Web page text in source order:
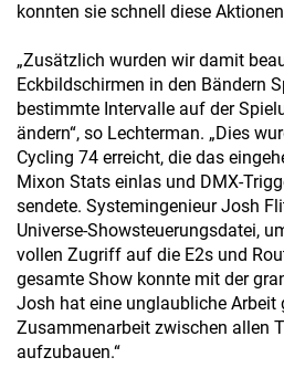
konnten sie schnell diese
„Zusätzlich wurden wir damit
Eckbildschirmen in den Bändern
bestimmte Intervalle auf der
ändern“, so Lechterman. „Dies
Cycling 74 erreicht, die das
Mixon Stats einlas und DMX-
sendete. Systemingenieur Josh
Universe-Showsteuerungsdatei,
vollen Zugriff auf die E2s und
gesamte Show konnte mit der
Josh hat eine unglaubliche Arbeit
Zusammenarbeit zwischen allen
aufzubauen.“